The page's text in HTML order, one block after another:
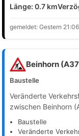
Länge: 0.7 km
gemeldet: Gestern
Beinhorn
Baustelle
Veränderte
zwischen Beinhorn
Baustelle
Veränderte